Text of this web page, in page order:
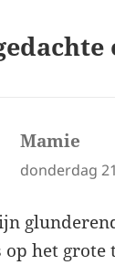
Mamie
donderdag
op het